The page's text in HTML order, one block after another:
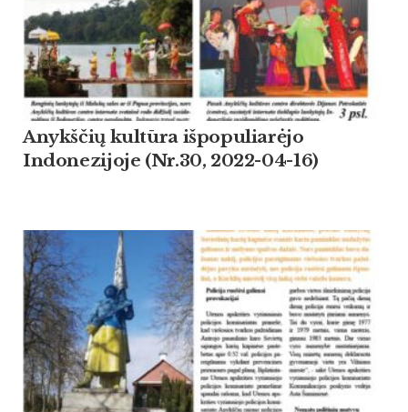
Anykščių kultūra išpopuliarėjo
Indonezijoje (Nr.30, 2022-04-16)